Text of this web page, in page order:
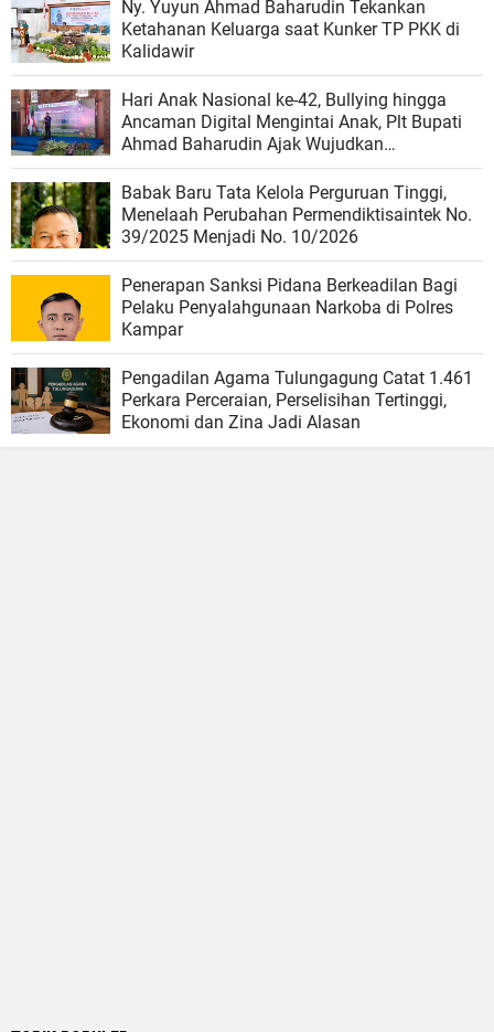
Ny. Yuyun Ahmad Baharudin Tekankan
Ketahanan Keluarga saat Kunker TP PKK di
Kalidawir
Hari Anak Nasional ke-42, Bullying hingga
Ancaman Digital Mengintai Anak, Plt Bupati
Ahmad Baharudin Ajak Wujudkan
Tulungagung Ramah Anak
Babak Baru Tata Kelola Perguruan Tinggi,
Menelaah Perubahan Permendiktisaintek No.
39/2025 Menjadi No. 10/2026
Penerapan Sanksi Pidana Berkeadilan Bagi
Pelaku Penyalahgunaan Narkoba di Polres
Kampar
Pengadilan Agama Tulungagung Catat 1.461
Perkara Perceraian, Perselisihan Tertinggi,
Ekonomi dan Zina Jadi Alasan